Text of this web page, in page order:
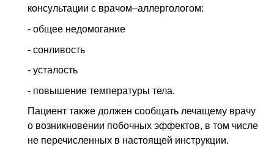
консультации с врачом–аллергологом:
- общее недомогание
- сонливость
- усталость
- повышение температуры тела.
Пациент также должен сообщать лечащему врачу
о возникновении побочных эффектов, в том числе
не перечисленных в настоящей инструкции.